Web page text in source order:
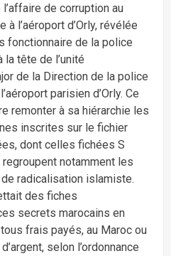
de corruption au
l’aéroport d’Orly, révélée
fonctionnaire de la police
la tête de l’unité
de la Direction de la police
parisien d’Orly. Ce
remonter à sa hiérarchie les
inscrites sur le fichier
dont celles fichées S
regroupent notamment les
radicalisation islamiste.
des fiches
secrets marocains en
frais payés, au Maroc ou
selon l’ordonnance